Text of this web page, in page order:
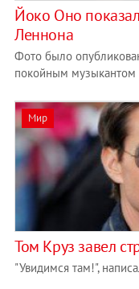
Йоко Оно
Леннона
Фото было
покойным музыкантом
Мир
Том Круз завел
"Увидимся там!",